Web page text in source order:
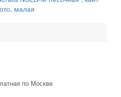
по Москве